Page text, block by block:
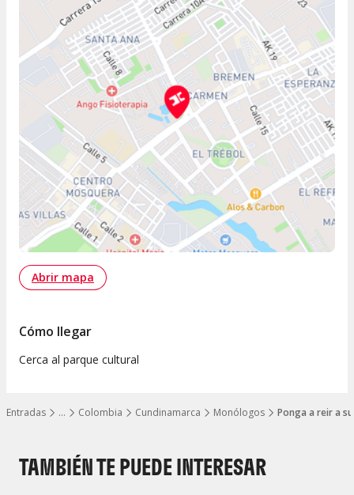
…
Mostrar todos los niveles
Entradas Colombia Cundinamarca Monólogos Ponga a reir a
Abrir mapa
Cómo llegar
Cerca al parque cultural
TAMBIÉN TE PUEDE INTERESAR